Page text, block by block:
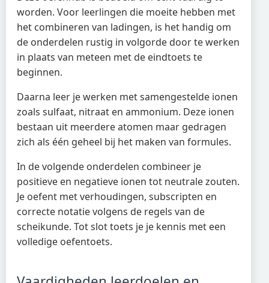
worden. Voor leerlingen die moeite hebben met
het combineren van ladingen, is het handig om
de onderdelen rustig in volgorde door te werken
in plaats van meteen met de eindtoets te
beginnen.
Daarna leer je werken met samengestelde ionen
zoals sulfaat, nitraat en ammonium. Deze ionen
bestaan uit meerdere atomen maar gedragen
zich als één geheel bij het maken van formules.
In de volgende onderdelen combineer je
positieve en negatieve ionen tot neutrale zouten.
Je oefent met verhoudingen, subscripten en
correcte notatie volgens de regels van de
scheikunde. Tot slot toets je je kennis met een
volledige oefentoets.